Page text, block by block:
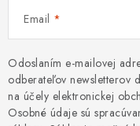
Email
Odoslaním e-mailovej
odberateľov newsletterov
na účely elektronickej
Osobné údaje sú